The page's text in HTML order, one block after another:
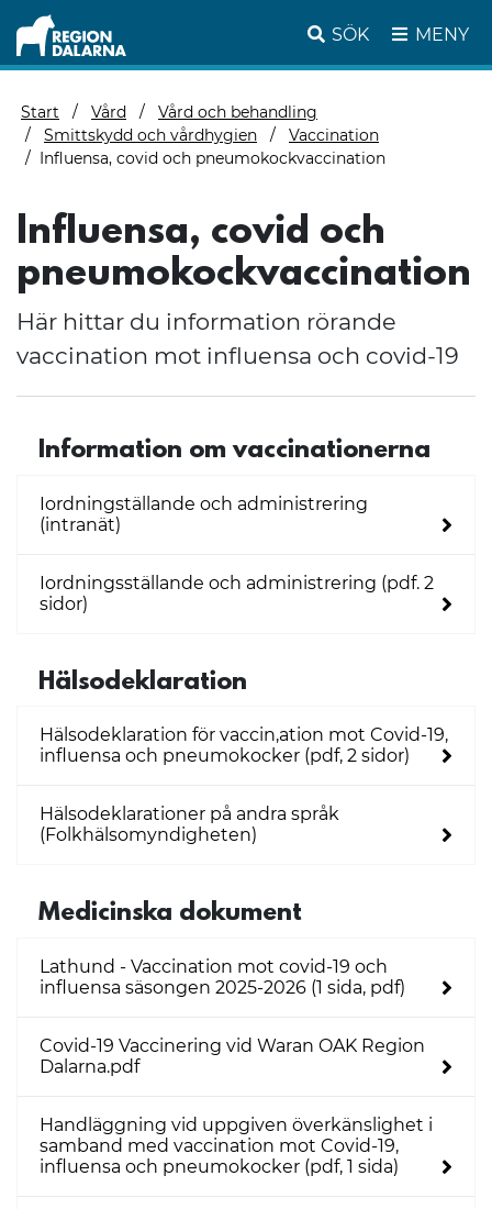
SÖK MENY
Start Vård
Vård och behandling
Smittskydd och vårdhygien
Vaccination
Influensa, covid och pneumokockvaccination
Influensa, covid och
pneumokockvaccination
Här hittar du information rörande
vaccination mot influensa och covid-19
Information om vaccinationerna
Iordningställande och administrering
(intranät)
Iordningsställande och administrering (pdf. 2
sidor)
Hälsodeklaration
Hälsodeklaration för vaccin,ation mot Covid-19,
influensa och pneumokocker (pdf, 2 sidor)
Hälsodeklarationer på andra språk
(Folkhälsomyndigheten)
Medicinska dokument
Lathund - Vaccination mot covid-19 och
influensa säsongen 2025-2026 (1 sida, pdf)
Covid-19 Vaccinering vid Waran OAK Region
Dalarna.pdf
Handläggning vid uppgiven överkänslighet i
samband med vaccination mot Covid-19,
influensa och pneumokocker (pdf, 1 sida)